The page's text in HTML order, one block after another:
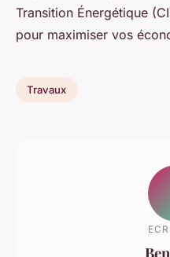
Transition Énergétique
pour maximiser vos
Travaux